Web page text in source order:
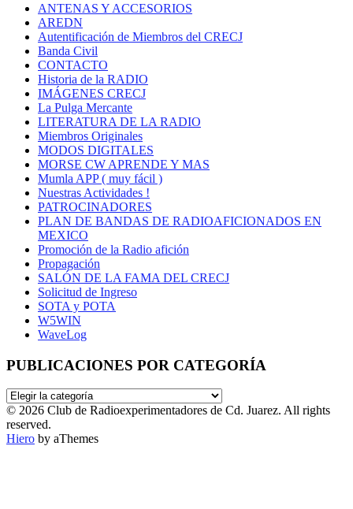
ANTENAS Y ACCESORIOS
AREDN
Autentificación de Miembros del CRECJ
Banda Civil
CONTACTO
Historia de la RADIO
IMÁGENES CRECJ
La Pulga Mercante
LITERATURA DE LA RADIO
Miembros Originales
MODOS DIGITALES
MORSE CW APRENDE Y MAS
Mumla APP ( muy fácil )
Nuestras Actividades !
PATROCINADORES
PLAN DE BANDAS DE RADIOAFICIONADOS EN
MEXICO
Promoción de la Radio afición
Propagación
SALÓN DE LA FAMA DEL CRECJ
Solicitud de Ingreso
SOTA y POTA
W5WIN
WaveLog
PUBLICACIONES POR CATEGORÍA
PUBLICACIONES
POR
CATEGORÍA
© 2026 Club de Radioexperimentadores de Cd. Juarez. All rights
reserved.
Hiero by aThemes